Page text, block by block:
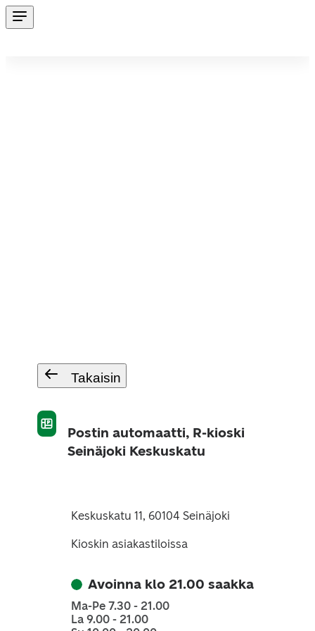
Takaisin
Postin automaatti, R-kioski
Seinäjoki Keskuskatu
Keskuskatu 11, 60104 Seinäjoki
Kioskin asiakastiloissa
Avoinna klo 21.00 saakka
Ma-Pe 7.30 - 21.00
La 9.00 - 21.00